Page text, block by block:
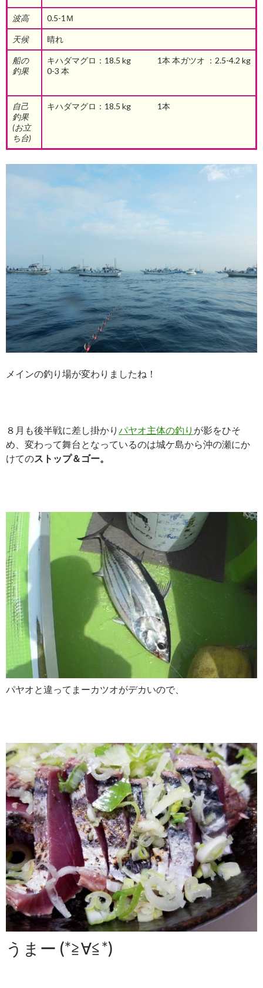
波高 0.5-1Ｍ
天候 晴れ
船の
釣果
キハダマグロ：18.5 kg 1本 本ガツオ ：2.5-4.2 kg
0-3 本
自己
釣果
(お立
ち台)
キハダマグロ：18.5 kg 1本
メインの釣り場が変わりましたね！
８月も後半戦に差し掛かり パヤオ主体の釣り が影をひそ
め、変わって舞台となっているのは城ケ島から沖の瀬にか
けてのストップ＆ゴー。
パヤオと違ってまーカツオがデカいので、
うまー (*≧∀≦*)